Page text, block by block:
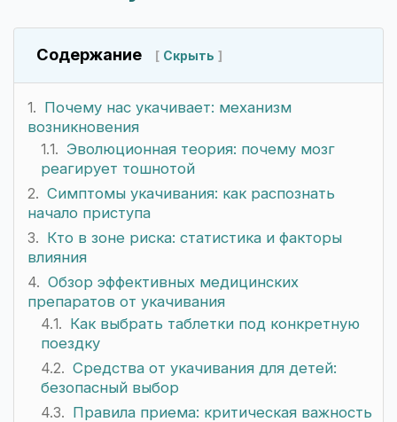
Содержание Скрыть
Почему нас укачивает: механизм
возникновения
Эволюционная теория: почему мозг
реагирует тошнотой
Симптомы укачивания: как распознать
начало приступа
Кто в зоне риска: статистика и факторы
влияния
Обзор эффективных медицинских
препаратов от укачивания
Как выбрать таблетки под конкретную
поездку
Средства от укачивания для детей:
безопасный выбор
Правила приема: критическая важность